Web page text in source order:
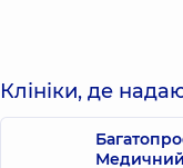
лечению
больных
опухолями
Клініки, де